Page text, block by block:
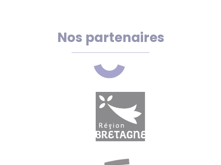
Nos partenaires